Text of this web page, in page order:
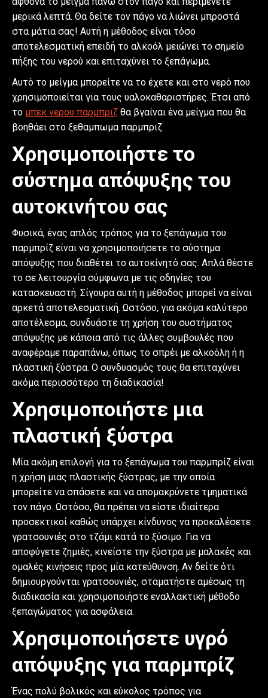
μερικά λεπτά. Θα δείτε τον πάγο να λιώνει μπροστά
στα μάτια σας! Αυτή η μέθοδος είναι τόσο
αποτελεσματική επειδή το αλκοόλ μειώνει το σημείο
πήξης του νερού και επιταχύνει το ξεπάγωμα.
Αυτό το μείγμα μπορείτε να το έχετε και στο νερό που
χρησιμοποιείται για τους υαλοκαθαριστήρες. Έτσι από
το μπεκ νερου παρμπριζ θα βγαίναι ένα μείγμα που θα
βοηθάει στο ξεθαμπωμα παρμπριζ.
Χρησιμοποιήστε το
σύστημα απόψυξης του
αυτοκινήτου σας
Φυσικά, ένας απλός τρόπος για το ξεπάγωμα του
παρμπρίζ είναι να χρησιμοποιήσετε το σύστημα
απόψυξης που διαθέτει το αυτοκίνητό σας. Απλά θέστε
το σε λειτουργία σύμφωνα με τις οδηγίες του
κατασκευαστή. Σίγουρα αυτή η μέθοδος μπορεί να είναι
αρκετά αποτελεσματική. Ωστόσο, για ακόμα καλύτερο
αποτέλεσμα, συνδυάστε τη χρήση του συστήματος
απόψυξης με κάποια από τις άλλες συμβουλές που
αναφέραμε παραπάνω, όπως το σπρέι με αλκοόλη ή η
πλαστική ξύστρα. Ο συνδυασμός τους θα επιταχύνει
ακόμα περισσότερο τη διαδικασία!
Χρησιμοποιήστε μια
πλαστική ξύστρα
Μία ακόμη επιλογή για το ξεπάγωμα του παρμπρίζ είναι
η χρήση μιας πλαστικής ξύστρας, με την οποία
μπορείτε να σπάσετε και να απομακρύνετε τμηματικά
τον πάγο. Ωστόσο, θα πρέπει να είστε ιδιαίτερα
προσεκτικοί καθώς υπάρχει κίνδυνος να προκαλέσετε
γρατσουνιές στο τζάμι κατά το ξύσιμο. Για να
αποφύγετε ζημιές, κινείστε την ξύστρα με μαλακές και
ομαλές κινήσεις προς μία κατεύθυνση. Αν δείτε ότι
δημιουργούνται γρατσουνιές, σταματήστε αμέσως τη
διαδικασία και χρησιμοποιήστε εναλλακτική μέθοδο
ξεπαγώματος για ασφάλεια.
Χρησιμοποιήσετε υγρό
απόψυξης για παρμπρίζ
Ένας πολύ βολικός και εύκολος τρόπος για